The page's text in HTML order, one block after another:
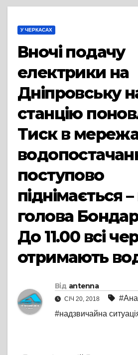
У ЧЕРКАСАХ
Вночі подачу
електрики на
Дніпровську
станцію
Тиск в
поступово
піднімається
голова
До 11.00 всі
отримають
Від antenna
СІЧ 20, 2018
#надзвичайна